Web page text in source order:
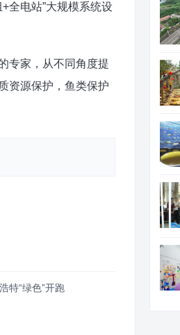
全电站”大规模系统设
专家，从不同角度提
资源保护，鱼类保护
特“绿色”开跑